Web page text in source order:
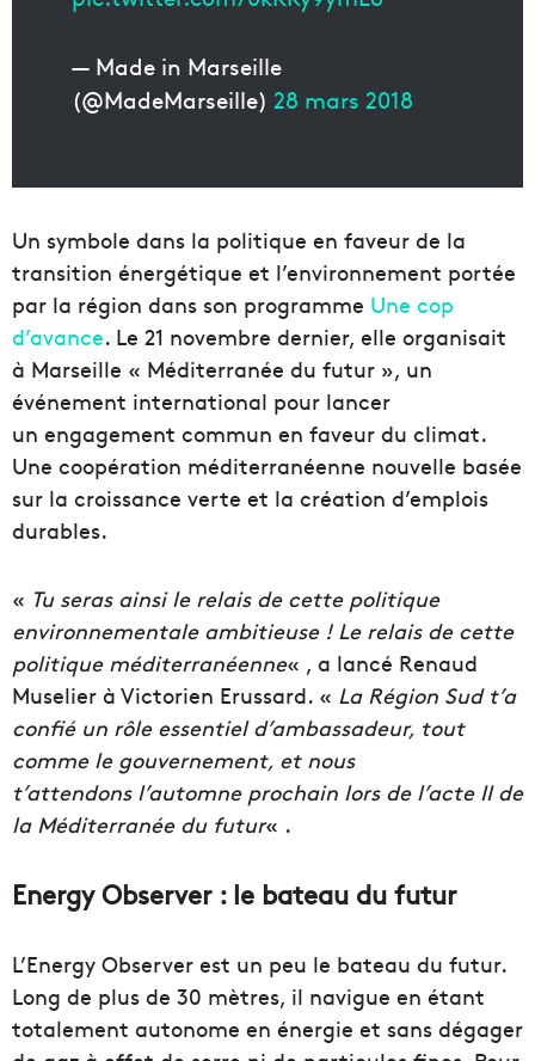
— Made in Marseille
(@MadeMarseille) 28 mars 2018
Un symbole dans la politique en faveur de la
transition énergétique et l’environnement portée
par la région dans son programme Une cop
d’avance. Le 21 novembre dernier, elle organisait
à Marseille « Méditerranée du futur », un
événement international pour lancer
un engagement commun en faveur du climat.
Une coopération méditerranéenne nouvelle basée
sur la croissance verte et la création d’emplois
durables.
« Tu seras ainsi le relais de cette politique
environnementale ambitieuse ! Le relais de cette
politique méditerranéenne« , a lancé Renaud
Muselier à Victorien Erussard. « La Région Sud t’a
confié un rôle essentiel d’ambassadeur, tout
comme le gouvernement, et nous
t’attendons l’automne prochain lors de l’acte II de
la Méditerranée du futur« .
Energy Observer : le bateau du futur
L’Energy Observer est un peu le bateau du futur.
Long de plus de 30 mètres, il navigue en étant
totalement autonome en énergie et sans dégager